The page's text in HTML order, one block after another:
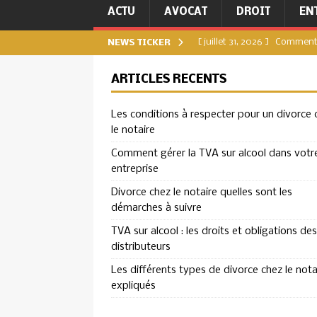
ACTU AVOCAT DROIT
NEWS TICKER [ juillet 31, 2026 ]
DIVORCE
[ juillet 23, 2026 ] TVA sur
Les
[ août 4, 2026 ] Les
ARTICLES RÉCENTS
Les conditions à respecter pour un divorce
le notaire
Comment gérer la TVA sur alcool dans
entreprise
Divorce chez le notaire quelles sont les
démarches à suivre
TVA sur alcool : les droits et obligations des
distributeurs
Les différents types de divorce chez le
expliqués